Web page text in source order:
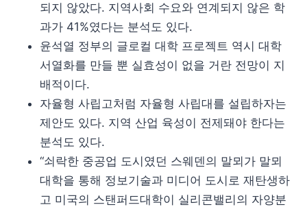
되지 않았다. 지역사회 수요와 연계되지 않은 학
과가 41%였다는 분석도 있다.
윤석열 정부의 글로컬 대학 프로젝트 역시 대학
서열화를 만들 뿐 실효성이 없을 거란 전망이 지
배적이다.
자율형 사립고처럼 자율형 사립대를 설립하자는
제안도 있다. 지역 산업 육성이 전제돼야 한다는
분석도 있다.
“쇠락한 중공업 도시였던 스웨덴의 말뫼가 말뫼
대학을 통해 정보기술과 미디어 도시로 재탄생하
고 미국의 스탠퍼드대학이 실리콘밸리의 자양분